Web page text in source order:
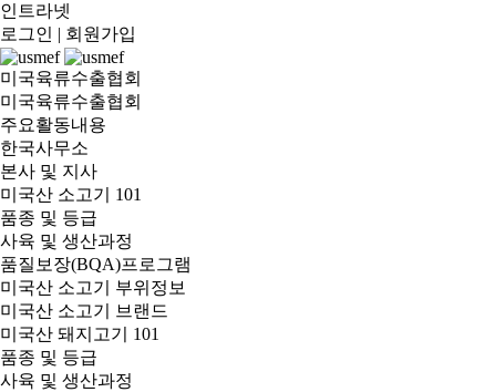
인트라넷
로그인 | 회원가입
미국육류수출협회
미국육류수출협회
주요활동내용
한국사무소
본사 및 지사
미국산 소고기 101
품종 및 등급
사육 및 생산과정
품질보장(BQA)프로그램
미국산 소고기 부위정보
미국산 소고기 브랜드
미국산 돼지고기 101
품종 및 등급
사육 및 생산과정